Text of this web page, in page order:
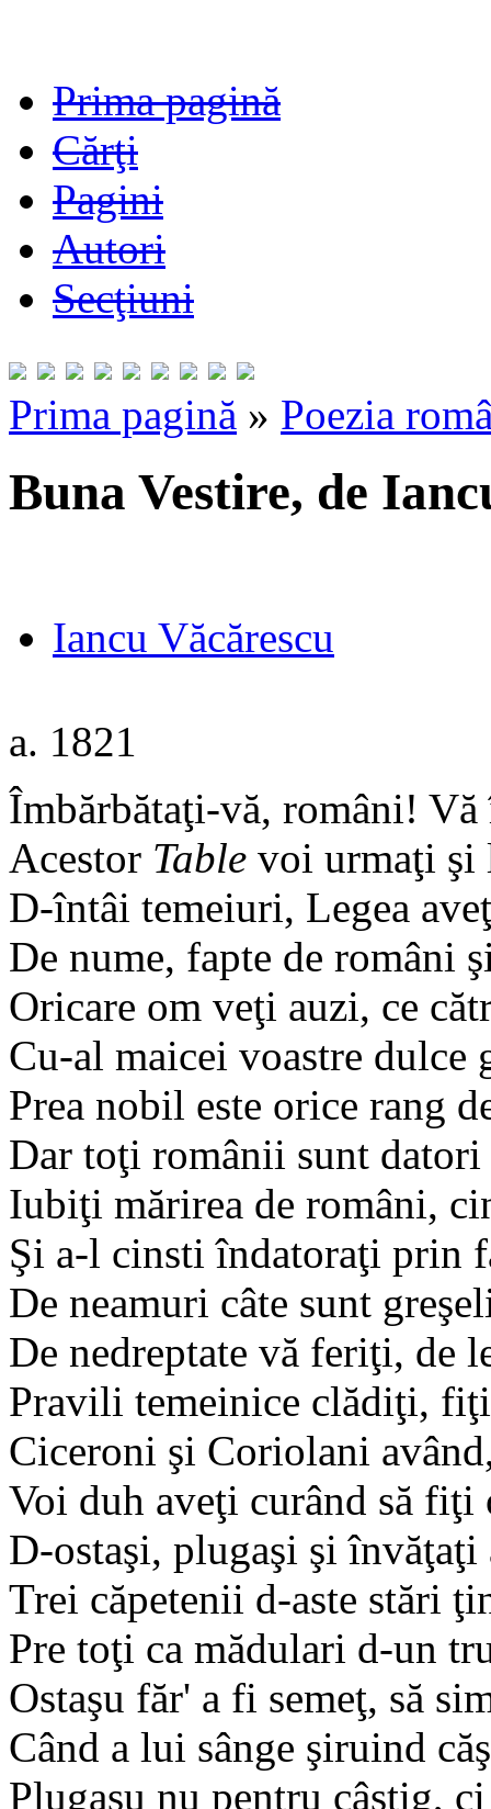
Prima pagină
Cărţi
Pagini
Autori
Secţiuni
Prima pagină » Poezia
Buna Vestire, de
Iancu Văcărescu
a. 1821
Îmbărbătaţi-vă, români! Vă
Acestor Table voi urmaţi şi
D-întâi temeiuri, Legea
De nume, fapte de români
Oricare om veţi auzi, ce
Cu-al maicei voastre dulce
Prea nobil este orice rang
Dar toţi românii sunt
Iubiţi mărirea de români,
Şi a-l cinsti îndatoraţi prin
De neamuri câte sunt
De nedreptate vă feriţi, de
Pravili temeinice clădiţi,
Ciceroni şi Coriolani
Voi duh aveţi curând să
D-ostaşi, plugaşi şi învăţaţi
Trei căpetenii d-aste stări
Pre toţi ca mădulari d-un
Ostaşu făr' a fi semeţ, să
Când a lui sânge şiruind
Plugaşu nu pentru câştig,